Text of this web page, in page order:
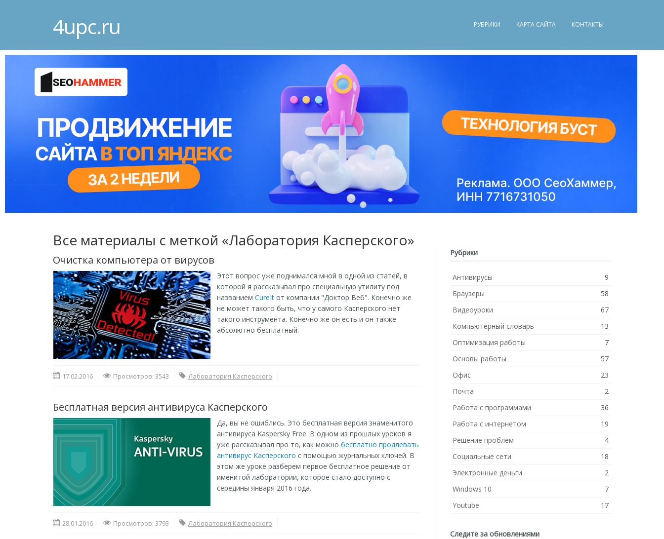
4upc.ru РУБРИКИ КАРТА САЙТА КОНТАКТЫ
Все материалы с меткой «Лаборатория Касперского»
Очистка компьютера от вирусов
Этот вопрос уже поднимался мной в одной из статей, в
которой я рассказывал про специальную утилиту под
названием CureIt от компании "Доктор Веб". Конечно же
не может такого быть, что у самого Касперского нет
такого инструмента. Конечно же он есть и он также
абсолютно бесплатный.
17.02.2016 Просмотров: 3543 Лаборатория Касперского
Бесплатная версия антивируса Касперского
Да, вы не ошиблись. Это бесплатная версия знаменитого
антивируса Kaspersky Free. В одном из прошлых уроков я
уже рассказывал про то, как можно бесплатно продлевать
антивирус Касперского с помощью журнальных ключей. В
этом же уроке разберем первое бесплатное решение от
именитой лаборатории, которое стало доступно с
середины января 2016 года.
28.01.2016 Просмотров: 3793 Лаборатория Касперского
Рубрики
Антивирусы
9
Браузеры
58
Видеоуроки
67
Компьютерный словарь
13
Оптимизация работы
7
Основы работы
57
Офис
23
Почта
2
Работа с программами
36
Работа с интернетом
19
Решение проблем
4
Социальные сети
18
Электронные деньги
2
Windows 10
7
Youtube
17
Следите за обновлениями